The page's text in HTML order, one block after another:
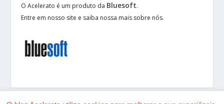
O Acelerato é um produto da Bluesoft.
Entre em nosso site e saiba nossa mais sobre nós.